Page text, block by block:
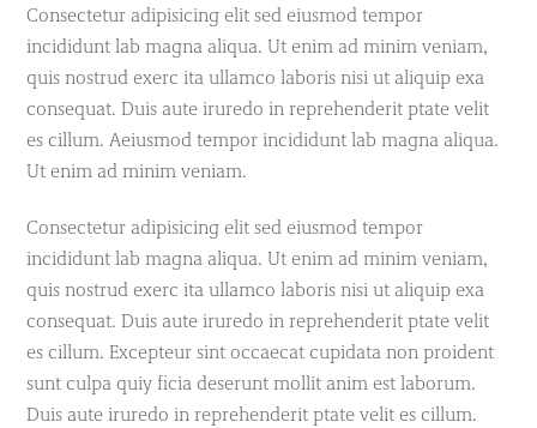
Consectetur adipisicing elit sed eiusmod tempor
incididunt lab magna aliqua. Ut enim ad minim veniam,
quis nostrud exerc ita ullamco laboris nisi ut aliquip exa
consequat. Duis aute iruredo in reprehenderit ptate velit
es cillum. Aeiusmod tempor incididunt lab magna aliqua.
Ut enim ad minim veniam.
Consectetur adipisicing elit sed eiusmod tempor
incididunt lab magna aliqua. Ut enim ad minim veniam,
quis nostrud exerc ita ullamco laboris nisi ut aliquip exa
consequat. Duis aute iruredo in reprehenderit ptate velit
es cillum. Excepteur sint occaecat cupidata non proident
sunt culpa quiy ficia deserunt mollit anim est laborum.
Duis aute iruredo in reprehenderit ptate velit es cillum.